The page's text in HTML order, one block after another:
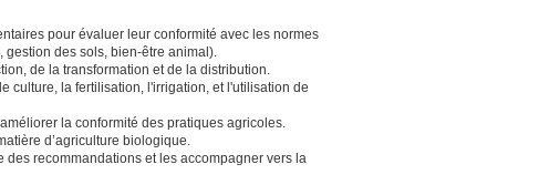
pour évaluer leur conformité avec les normes
gestion des sols, bien-être animal).
de la transformation et de la distribution.
culture, la fertilisation, l'irrigation, et l'utilisation de
la conformité des pratiques agricoles.
d’agriculture biologique.
recommandations et les accompagner vers la